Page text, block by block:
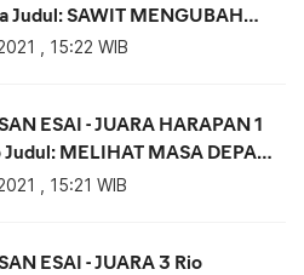
INDONESIA
, 15:22 WIB
ESAI - JUARA HARAPAN 1
SAWIT
, 15:21 WIB
ESAI - JUARA 3 Rio